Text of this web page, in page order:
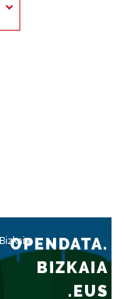
OPENDATA.
BIZKAIA
.EUS